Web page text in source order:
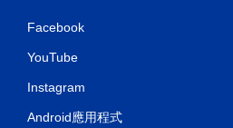
Facebook
YouTube
Instagram
Android應用程式